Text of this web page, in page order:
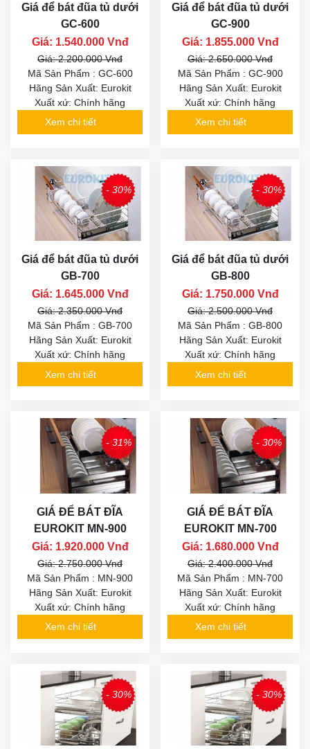
Giá để bát đũa tủ dưới
GC-600
Giá: 1.540.000 Vnđ
Giá: 2.200.000 Vnđ
Mã Sản Phẩm : GC-600
Hãng Sản Xuất: Eurokit
Xuất xứ: Chính hãng
Xem chi tiết
Giá để bát đũa tủ dưới
GC-900
Giá: 1.855.000 Vnđ
Giá: 2.650.000 Vnđ
Mã Sản Phẩm : GC-900
Hãng Sản Xuất: Eurokit
Xuất xứ: Chính hãng
Xem chi tiết
- 30%
Giá để bát đũa tủ dưới
GB-700
Giá: 1.645.000 Vnđ
Giá: 2.350.000 Vnđ
Mã Sản Phẩm : GB-700
Hãng Sản Xuất: Eurokit
Xuất xứ: Chính hãng
Xem chi tiết
- 30%
Giá để bát đũa tủ dưới
GB-800
Giá: 1.750.000 Vnđ
Giá: 2.500.000 Vnđ
Mã Sản Phẩm : GB-800
Hãng Sản Xuất: Eurokit
Xuất xứ: Chính hãng
Xem chi tiết
- 31%
GIÁ ĐỂ BÁT ĐĨA
EUROKIT MN-900
Giá: 1.920.000 Vnđ
Giá: 2.750.000 Vnđ
Mã Sản Phẩm : MN-900
Hãng Sản Xuất: Eurokit
Xuất xứ: Chính hãng
Xem chi tiết
- 30%
GIÁ ĐỂ BÁT ĐĨA
EUROKIT MN-700
Giá: 1.680.000 Vnđ
Giá: 2.400.000 Vnđ
Mã Sản Phẩm : MN-700
Hãng Sản Xuất: Eurokit
Xuất xứ: Chính hãng
Xem chi tiết
- 30% - 30%